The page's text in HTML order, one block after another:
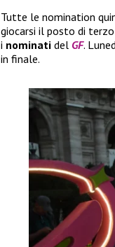
Tutte le nomination
giocarsi il posto di
i nominati del GF.
in finale.